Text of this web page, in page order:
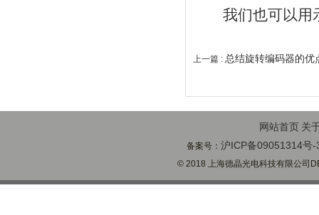
我们也可以用示
上一篇 : 总结旋转编码器的优
网站首页 关
备案号：沪ICP备09051314号-
© 2018 上海德晶光电科技有限公司